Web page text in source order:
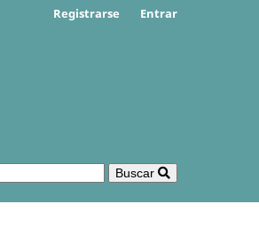
Buscar
Registrarse Entrar